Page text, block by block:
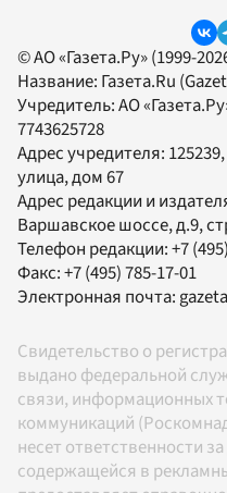
© АО «Газета.Ру» (1999-
Название: Газета.Ru
Учредитель:АО
7743625728
Адрес учредителя:
улица, дом 67
Адрес редакции и
Варшавское шоссе, д.9,
Телефон редакции:+7
Факс:+7 (495) 785-17-01
Электронная почта:
Свидетельство о
выдано федеральной
связи, информационных
коммуникаций
несет ответственности
содержащейся в